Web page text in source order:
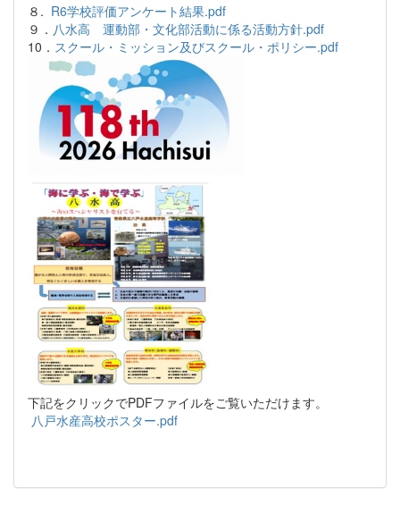
８. R6学校評価アンケート結果.pdf
９． 八水高 運動部・文化部活動に係る活動方針.pdf
10． スクール・ミッション及びスクール・ポリシー.pdf
下記をクリックでPDFファイルをご覧いただけます。
八戸水産高校ポスター.pdf